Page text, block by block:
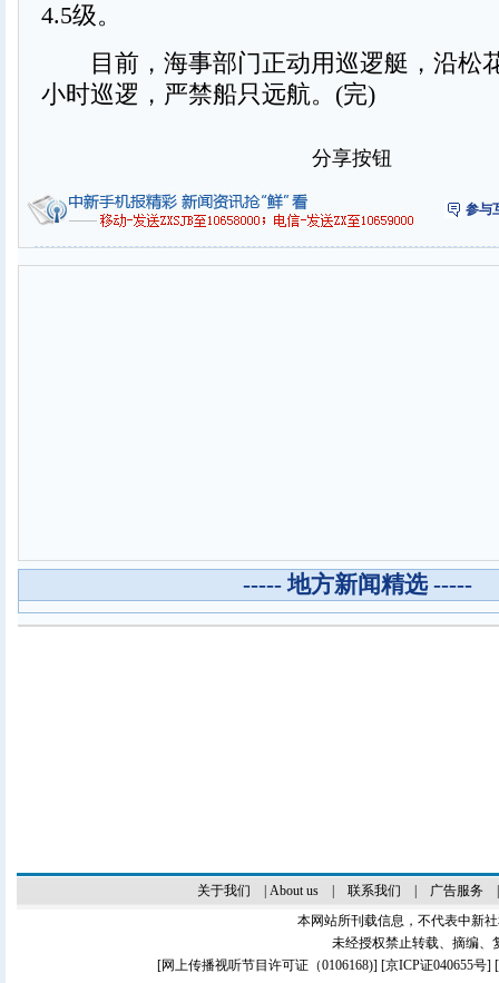
4.5级。
目前，海事部门正动用巡逻艇，沿松
小时巡逻，严禁船只远航。(完)
分享按钮
参与
----- 地方新闻精选 -----
关于我们 About us| 联系我们 广告服务
本网站所刊载信息，不代表中新
未经授权禁止转载、摘编、
[网上传播视听节目许可证（0106168)] [京ICP证040655号]